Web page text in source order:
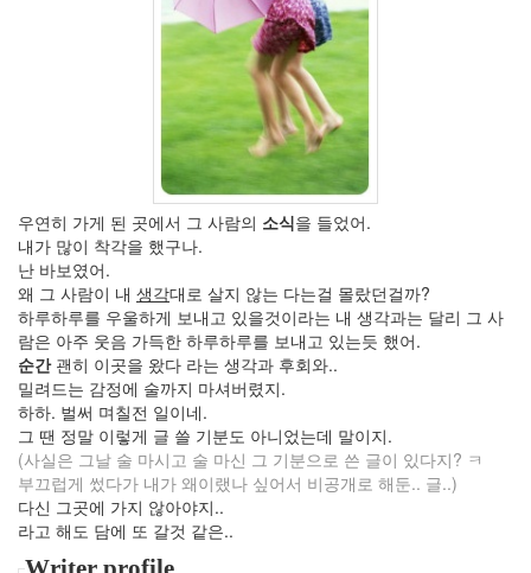
우연히 가게 된 곳에서 그 사람의 소식을 들었어.
내가 많이 착각을 했구나.
난 바보였어.
왜 그 사람이 내 생각대로 살지 않는 다는걸 몰랐던걸까?
하루하루를 우울하게 보내고 있을것이라는 내 생각과는 달리 그 사
람은 아주 웃음 가득한 하루하루를 보내고 있는듯 했어.
순간괜히 이곳을 왔다 라는 생각과 후회와..
밀려드는 감정에 술까지 마셔버렸지.
하하. 벌써 며칠전 일이네.
그 땐 정말 이렇게 글 쓸 기분도 아니었는데 말이지.
(사실은 그날 술 마시고 술 마신 그 기분으로 쓴 글이 있다지? ㅋ
부끄럽게 썼다가 내가 왜이랬나 싶어서 비공개로 해둔.. 글..)
다신 그곳에 가지 않아야지..
라고 해도 담에 또 갈것 같은..
2008
년
51
2008
년
1
월
6
2008
년
2
월
7
2008
년